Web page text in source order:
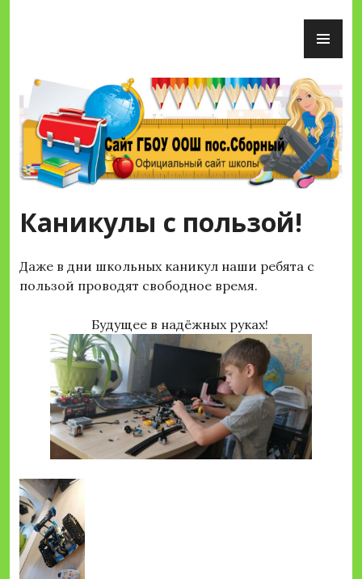
Сайт ГБОУ ООШ пос.Сборный
Каникулы с пользой!
Даже в дни школьных каникул наши ребята с
пользой проводят свободное время.
Будущее в надёжных руках!